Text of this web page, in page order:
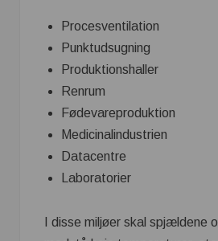
Procesventilation
Punktudsugning
Produktionshaller
Renrum
Fødevareproduktion
Medicinalindustrien
Datacentre
Laboratorier
I disse miljøer skal spjældene